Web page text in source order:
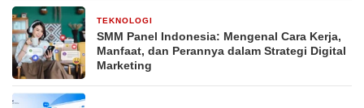
TEKNOLOGI
SMM Panel Indonesia: Mengenal Cara Kerja,
Manfaat, dan Perannya dalam Strategi Digital
Marketing